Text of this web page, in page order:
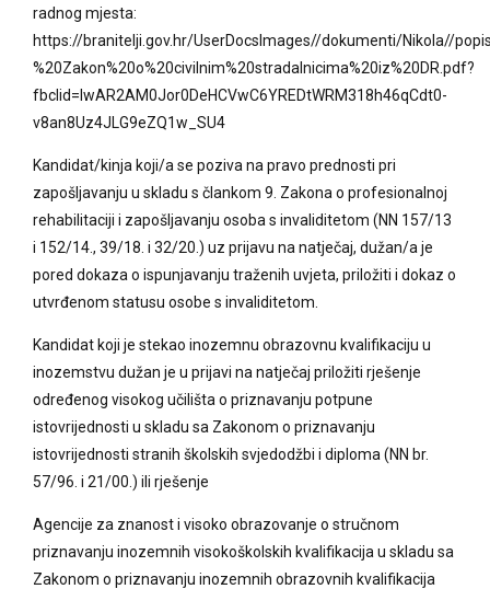
radnog mjesta:
https://branitelji.gov.hr/UserDocsImages//dokumenti/Nikola//
%20Zakon%20o%20civilnim%20stradalnicima%20iz%20DR.pdf?
fbclid=IwAR2AM0Jor0DeHCVwC6YREDtWRM318h46qCdt0-
v8an8Uz4JLG9eZQ1w_SU4
Kandidat/kinja koji/a se poziva na pravo prednosti pri
zapošljavanju u skladu s člankom 9. Zakona o profesionalnoj
rehabilitaciji i zapošljavanju osoba s invaliditetom (NN 157/13
i 152/14., 39/18. i 32/20.) uz prijavu na natječaj, dužan/a je
pored dokaza o ispunjavanju traženih uvjeta, priložiti i dokaz o
utvrđenom statusu osobe s invaliditetom.
Kandidat koji je stekao inozemnu obrazovnu kvalifikaciju u
inozemstvu dužan je u prijavi na natječaj priložiti rješenje
određenog visokog učilišta o priznavanju potpune
istovrijednosti u skladu sa Zakonom o priznavanju
istovrijednosti stranih školskih svjedodžbi i diploma (NN br.
57/96. i 21/00.) ili rješenje
Agencije za znanost i visoko obrazovanje o stručnom
priznavanju inozemnih visokoškolskih kvalifikacija u skladu sa
Zakonom o priznavanju inozemnih obrazovnih kvalifikacija